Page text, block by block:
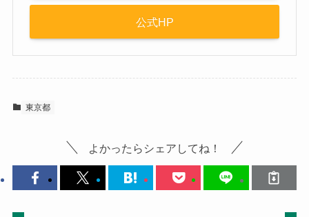
公式HP
東京都
よかったらシェアしてね！